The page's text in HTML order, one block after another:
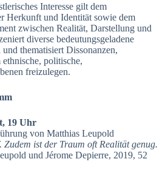
Interesse gilt dem
Herkunft und Identität sowie dem
zwischen Realität, Darstellung und
diverse bedeutungsgeladene
thematisiert Dissonanzen,
ethnische, politische,
freizulegen.
19 Uhr
von Matthias Leupold
ist der Traum oft Realität genug.
und Jérome Depierre, 2019, 52